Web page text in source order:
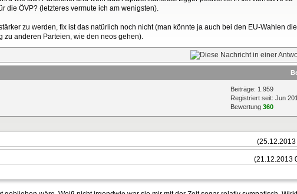
die ÖVP? (letzteres vermute ich am wenigsten).
zu werden, fix ist das natürlich noch nicht (man könnte ja auch bei den EU-Wahlen
anderen Parteien, wie den neos gehen).
Beiträge: 1.959
Registriert seit: Jun
Bewertung 360
(21.12.2013